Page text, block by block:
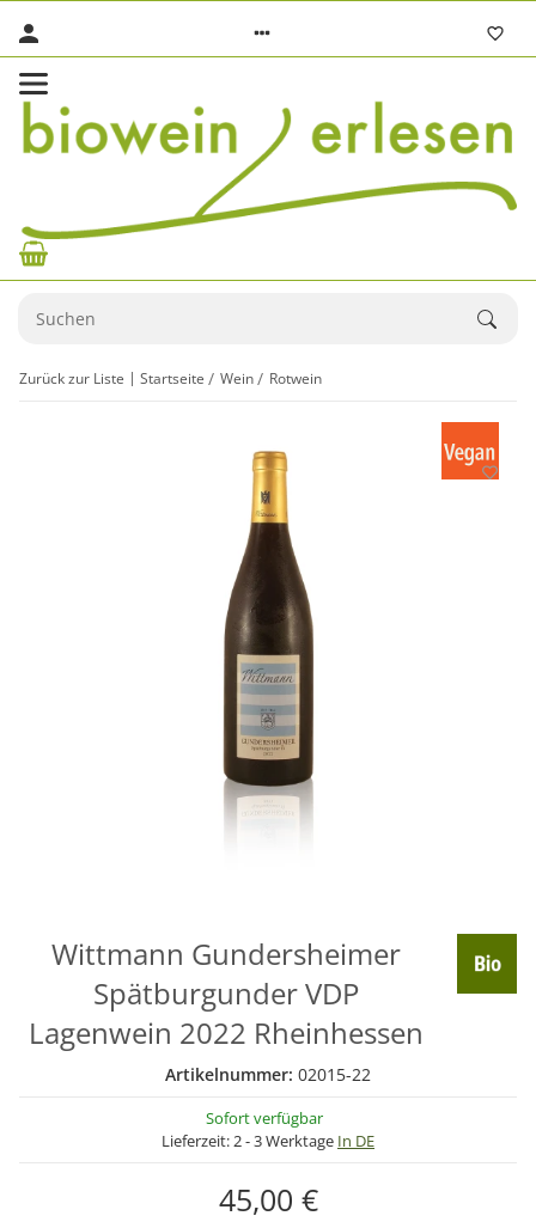
Zurück zur Liste Startseite Wein Rotwein
Wittmann Gundersheimer
Spätburgunder VDP
Lagenwein 2022 Rheinhessen
Artikelnummer: 02015-22
Sofort verfügbar
Lieferzeit:2 - 3 Werktage In DE
45,00 €